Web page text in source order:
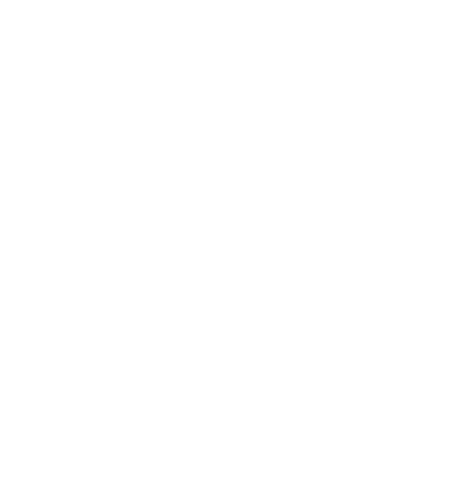
ください。
成されるも
。
更すること
フタル酸ジブチ
取得する
手段を講じ